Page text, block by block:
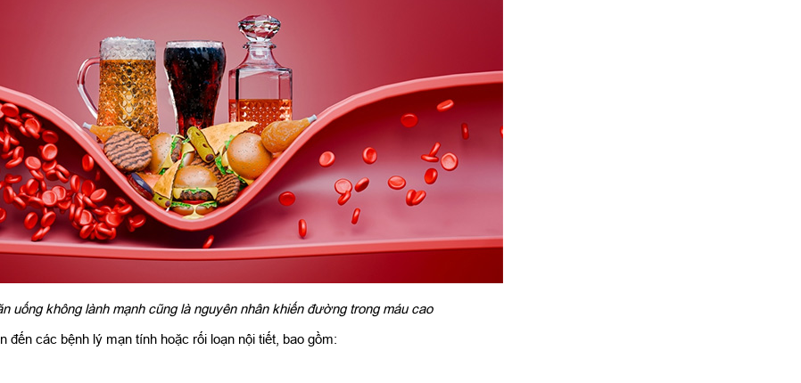
uống không lành mạnh cũng là nguyên nhân khiến đường trong máu cao
các bệnh lý mạn tính hoặc rối loạn nội tiết, bao gồm: